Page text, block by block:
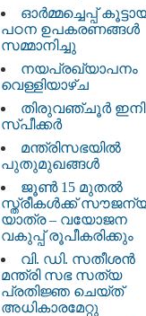
ഓർമ്മച്ചെപ്പ്
പഠന ഉപകരണങ്ങൾ
സമ്മാനിച്ചു
നയപ്രഖ്യാപനം
വെള്ളിയാഴ്ച
തിരുവഞ്ചൂർ ഇനി
സ്പീക്കർ
മന്ത്രിസഭയിൽ
പുതുമുഖങ്ങൾ
ജൂൺ 15 മുതൽ
സ്ത്രീകൾക്ക്
യാത്ര – വയോജന
വകുപ്പ് രൂപീകരിക്കും
വി. ഡി. സതീശന്‍
മന്ത്രി സഭ സത്യ
പ്രതിജ്ഞ ചെയ്ത്
അധികാരമേറ്റു